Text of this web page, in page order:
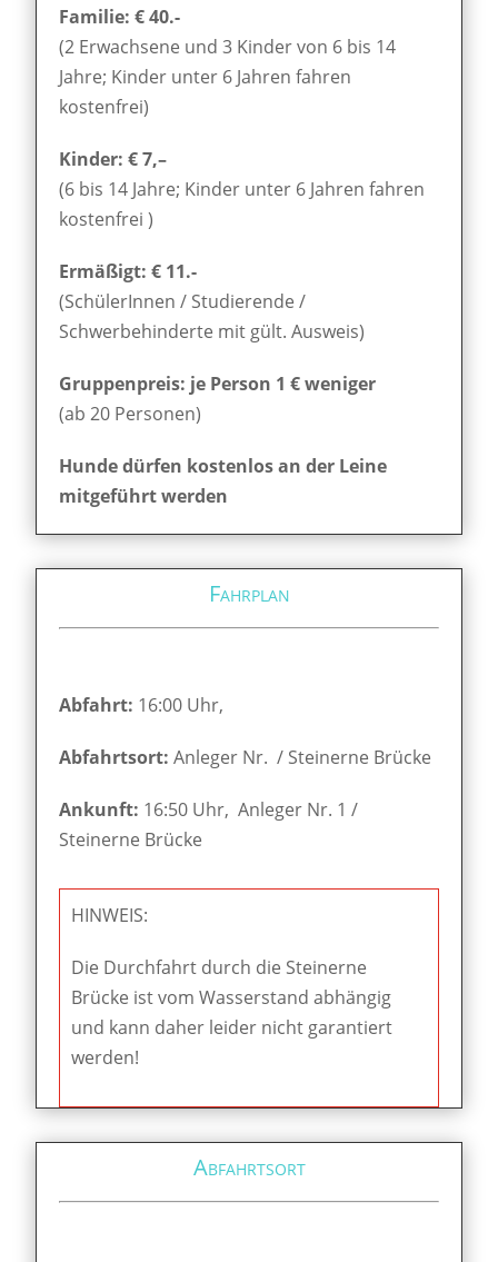
Familie: € 40.-
(2 Erwachsene und 3 Kinder von 6 bis 14
Jahre; Kinder unter 6 Jahren fahren
kostenfrei)
Kinder: € 7,–
(6 bis 14 Jahre; Kinder unter 6 Jahren fahren
kostenfrei )
Ermäßigt: € 11.-
(SchülerInnen / Studierende /
Schwerbehinderte mit gült. Ausweis)
Gruppenpreis: je Person 1 € weniger
(ab 20 Personen)
Hunde dürfen kostenlos an der Leine
mitgeführt werden
Fahrplan
Abfahrt: 16:00 Uhr,
Abfahrtsort:Anleger Nr. / Steinerne Brücke
Ankunft: 16:50 Uhr, Anleger Nr. 1 /
Steinerne Brücke
HINWEIS:
Die Durchfahrt durch die Steinerne
Brücke ist vom Wasserstand abhängig
und kann daher leider nicht garantiert
werden!
Abfahrtsort